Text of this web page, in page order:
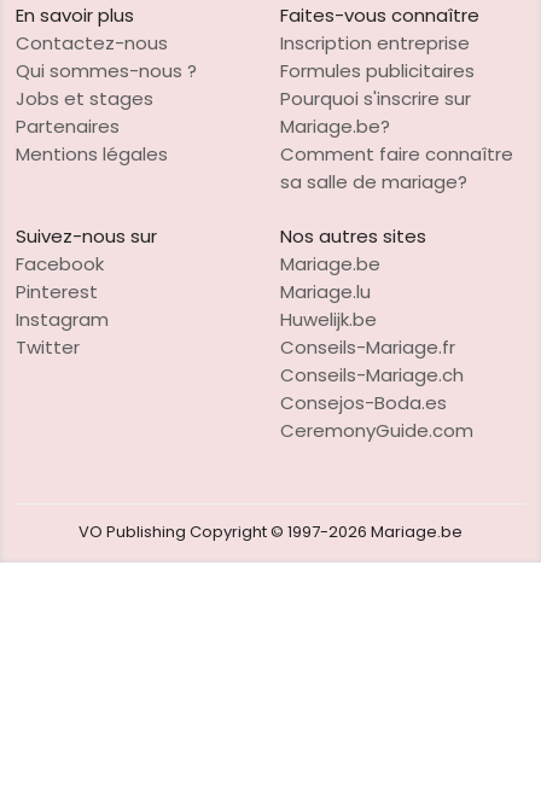
En savoir plus
Contactez-nous
Qui sommes-nous ?
Jobs et stages
Partenaires
Mentions légales
Faites-vous connaître
Inscription entreprise
Formules publicitaires
Pourquoi s'inscrire sur
Mariage.be?
Comment faire connaître
sa salle de mariage?
Suivez-nous sur
Facebook
Pinterest
Instagram
Twitter
Nos autres sites
Mariage.be
Mariage.lu
Huwelijk.be
Conseils-Mariage.fr
Conseils-Mariage.ch
Consejos-Boda.es
CeremonyGuide.com
VO Publishing Copyright © 1997-2026 Mariage.be